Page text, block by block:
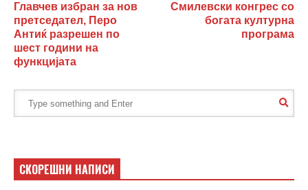
Главчев избран за нов
претседател, Перо
Антиќ разрешен по
шест години на
функцијата
Смилевски конгрес со
богата културна
програма
СКОРЕШНИ НАПИСИ